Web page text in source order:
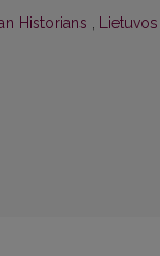
Historians , Lietuvos